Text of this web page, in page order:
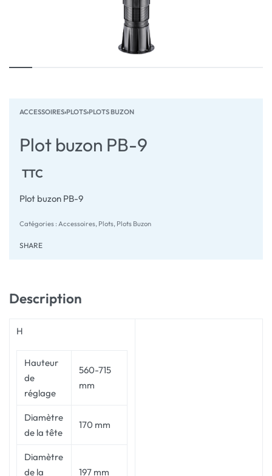
ACCESSOIRES›PLOTS›PLOTS BUZON
Plot buzon PB-9
TTC
Plot buzon PB-9
Catégories : Accessoires, Plots, Plots Buzon
SHARE
Description
H
Hauteur
de
réglage
560-715
mm
Diamètre
de la tête
170 mm
Diamètre
de la
197 mm